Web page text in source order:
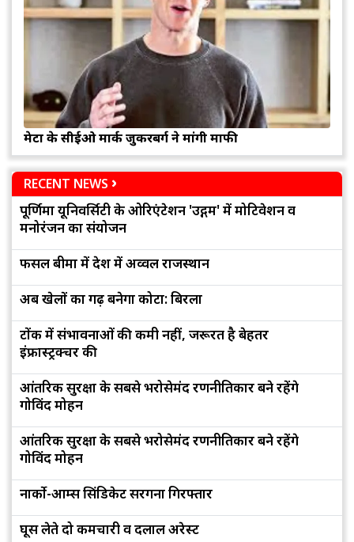
मेटा के सीईओ मार्क जुकरबर्ग ने मांगी माफी
RECENT NEWS
पूर्णिमा यूनिवर्सिटी के ओरिएंटेशन 'उद्गम' में मोटिवेशन व
मनोरंजन का संयोजन
फसल बीमा में देश में अव्वल राजस्थान
अब खेलों का गढ़ बनेगा कोटा: बिरला
टोंक में संभावनाओं की कमी नहीं, जरूरत है बेहतर
इंफ्रास्ट्रक्चर की
आंतरिक सुरक्षा के सबसे भरोसेमंद रणनीतिकार बने रहेंगे
गोविंद मोहन
आंतरिक सुरक्षा के सबसे भरोसेमंद रणनीतिकार बने रहेंगे
गोविंद मोहन
नार्को-आर्म्स सिंडिकेट सरगना गिरफ्तार
घूस लेते दो कर्मचारी व दलाल अरेस्ट